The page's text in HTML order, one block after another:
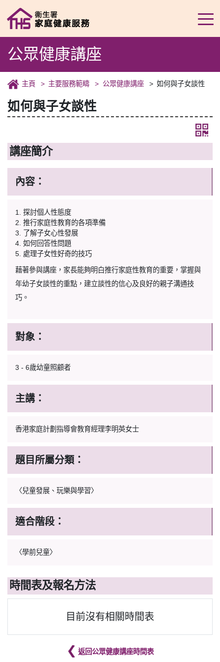
公眾健康講座
主頁 主要服務範疇 公眾健康講座 如何與子女談性
如何與子女談性
講座簡介
內容：
1. 探討個人性態度
2. 推行家庭性教育的各項準備
3. 了解子女心性發展
4. 如何回答性問題
5. 處理子女性好奇的技巧
藉著參與講座，家長能夠明白推行家庭性教育的重要，掌握與
年幼子女談性的重點，建立談性的信心及良好的親子溝通技
巧。
對象：
3 - 6歲幼童照顧者
主講：
香港家庭計劃指導會教育經理李明英女士
題目所屬分類：
〈兒童發展、玩樂與學習〉
適合階段：
〈學前兒童〉
時間表及報名方法
目前沒有相關時間表
返回公眾健康講座時間表